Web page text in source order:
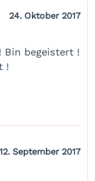
24. Oktober 2017
Bin begeistert !
!
12. September 2017